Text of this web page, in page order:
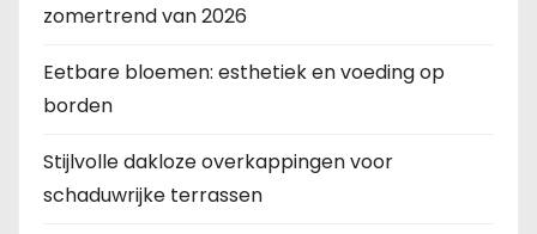
zomertrend van 2026
Eetbare bloemen: esthetiek en voeding op
borden
Stijlvolle dakloze overkappingen voor
schaduwrijke terrassen